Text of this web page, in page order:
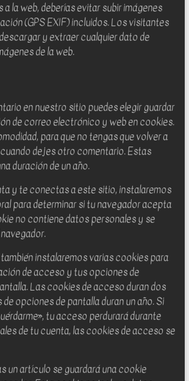
a la web, deberías evitar subir imágenes
(GPS EXIF) incluidos. Los visitantes
y extraer cualquier dato de
de la web.
en nuestro sitio puedes elegir guardar
de correo electrónico y web en cookies.
para que no tengas que volver a
dejes otro comentario. Estas
duración de un año.
y te conectas a este sitio, instalaremos
para determinar si tu navegador acepta
no contiene datos personales y se
instalaremos varias cookies para
de acceso y tus opciones de
Las cookies de acceso duran dos
opciones de pantalla duran un año. Si
tu acceso perdurará durante
de tu cuenta, las cookies de acceso se
un artículo se guardará una cookie